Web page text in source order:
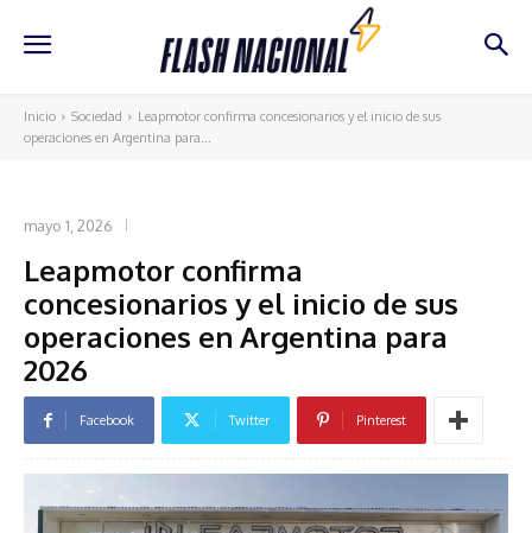
Inicio Sociedad
Leapmotor confirma concesionarios y el inicio de sus
operaciones en Argentina para...
mayo 1, 2026
Leapmotor confirma
concesionarios y el inicio de sus
operaciones en Argentina para
2026
Facebook Twitter Pinterest